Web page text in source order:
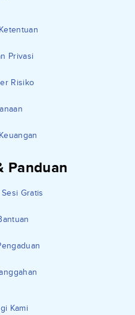
Privasi
Risiko
Panduan
Gratis
Kami